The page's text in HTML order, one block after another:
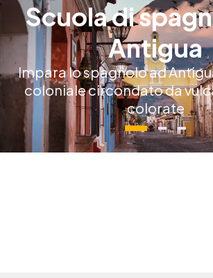
Scuola di
Antigua
Impara lo spagnolo ad
coloniale circondato da
colorate